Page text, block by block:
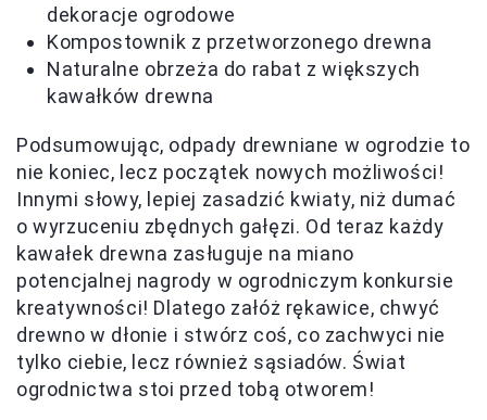
dekoracje ogrodowe
Kompostownik z przetworzonego drewna
Naturalne obrzeża do rabat z większych
kawałków drewna
Podsumowując, odpady drewniane w ogrodzie to
nie koniec, lecz początek nowych możliwości!
Innymi słowy, lepiej zasadzić kwiaty, niż dumać
o wyrzuceniu zbędnych gałęzi. Od teraz każdy
kawałek drewna zasługuje na miano
potencjalnej nagrody w ogrodniczym konkursie
kreatywności! Dlatego załóż rękawice, chwyć
drewno w dłonie i stwórz coś, co zachwyci nie
tylko ciebie, lecz również sąsiadów. Świat
ogrodnictwa stoi przed tobą otworem!